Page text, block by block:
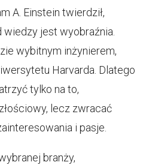
A. Einstein twierdził,
jest wyobraźnia.
wybitnym inżynierem,
Harvarda. Dlatego
tylko na to,
lecz zwracać
i pasje.
branży,